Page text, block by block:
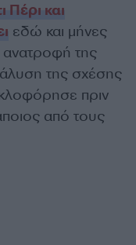
Πέρι και
εδώ και μήνες
ανατροφή της
της σχέσης
πριν
από τους